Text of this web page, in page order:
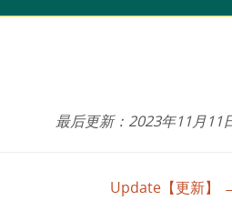
最后更新：2023年11月11
Update【更新】